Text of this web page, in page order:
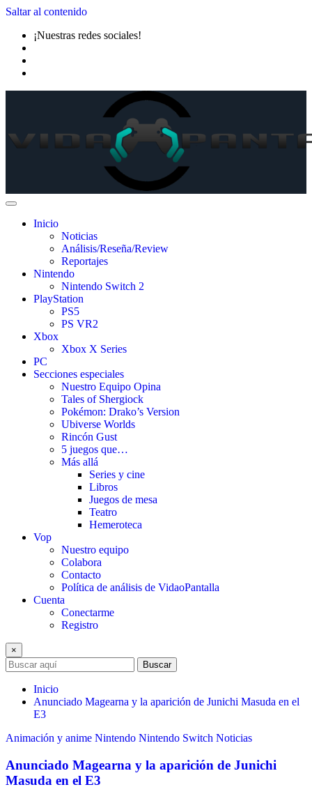
Saltar al contenido
¡Nuestras redes sociales!
Inicio
Noticias
Análisis/Reseña/Review
Reportajes
Nintendo
Nintendo Switch 2
PlayStation
PS5
PS VR2
Xbox
Xbox X Series
PC
Secciones especiales
Nuestro Equipo Opina
Tales of Shergiock
Pokémon: Drako’s Version
Ubiverse Worlds
Rincón Gust
5 juegos que…
Más allá
Series y cine
Libros
Juegos de mesa
Teatro
Hemeroteca
Vop
Nuestro equipo
Colabora
Contacto
Política de análisis de VidaoPantalla
Cuenta
Conectarme
Registro
×
Buscar
Inicio
Anunciado Magearna y la aparición de Junichi Masuda en el
E3
Animación y anime Nintendo Nintendo Switch Noticias
Anunciado Magearna y la aparición de Junichi
Masuda en el E3